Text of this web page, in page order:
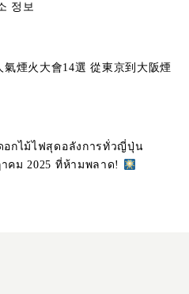
정보
大會14選 從東京到大阪煙
อกไม้ไฟสุดอลังการทั่วญี่ปุ่น
คม 2025 ที่ห้ามพลาด!